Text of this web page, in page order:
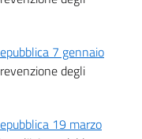
di lavoro7 gennaio
degli
19 marzo